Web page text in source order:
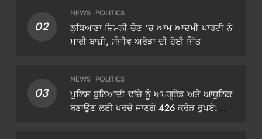
02
NEWS POLITICS
ਲੁਧਿਆਣਾ ਜ਼ਿਮਨੀ ਚੋਣ ‘ਚ ਆਮ ਆਦਮੀ ਪਾਰਟੀ ਨੇ
ਮਾਰੀ ਬਾਜ਼ੀ, ਸੰਜੀਵ ਅਰੋੜਾ ਦੀ ਹੋਈ ਜਿੱਤ
03
NEWS POLITICS
ਪੁਲਿਸ ਬੁਨਿਆਦੀ ਢਾਂਚੇ ਨੂੰ ਅਪਗ੍ਰੇਡ ਅਤੇ ਆਧੁਨਿਕ
ਬਣਾਉਣ ਲਈ ਖਰਚੇ ਜਾਣਗੇ 426 ਕਰੋੜ ਰੁਪਏ: